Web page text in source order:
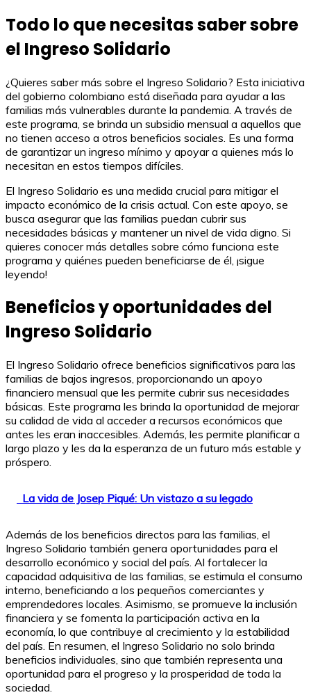
Todo lo que necesitas saber sobre
el Ingreso Solidario
¿Quieres saber más sobre el Ingreso Solidario? Esta iniciativa
del gobierno colombiano está diseñada para ayudar a las
familias más vulnerables durante la pandemia. A través de
este programa, se brinda un subsidio mensual a aquellos que
no tienen acceso a otros beneficios sociales. Es una forma
de garantizar un ingreso mínimo y apoyar a quienes más lo
necesitan en estos tiempos difíciles.
El Ingreso Solidario es una medida crucial para mitigar el
impacto económico de la crisis actual. Con este apoyo, se
busca asegurar que las familias puedan cubrir sus
necesidades básicas y mantener un nivel de vida digno. Si
quieres conocer más detalles sobre cómo funciona este
programa y quiénes pueden beneficiarse de él, ¡sigue
leyendo!
Beneficios y oportunidades del
Ingreso Solidario
El Ingreso Solidario ofrece beneficios significativos para las
familias de bajos ingresos, proporcionando un apoyo
financiero mensual que les permite cubrir sus necesidades
básicas. Este programa les brinda la oportunidad de mejorar
su calidad de vida al acceder a recursos económicos que
antes les eran inaccesibles. Además, les permite planificar a
largo plazo y les da la esperanza de un futuro más estable y
próspero.
La vida de Josep Piqué: Un vistazo a su legado
Además de los beneficios directos para las familias, el
Ingreso Solidario también genera oportunidades para el
desarrollo económico y social del país. Al fortalecer la
capacidad adquisitiva de las familias, se estimula el consumo
interno, beneficiando a los pequeños comerciantes y
emprendedores locales. Asimismo, se promueve la inclusión
financiera y se fomenta la participación activa en la
economía, lo que contribuye al crecimiento y la estabilidad
del país. En resumen, el Ingreso Solidario no solo brinda
beneficios individuales, sino que también representa una
oportunidad para el progreso y la prosperidad de toda la
sociedad.